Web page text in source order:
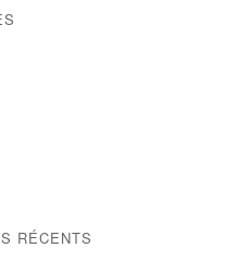
RÉCENTS